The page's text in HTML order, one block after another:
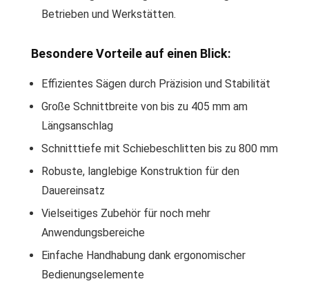
Betrieben und Werkstätten.
Besondere Vorteile auf einen Blick:
Effizientes Sägen durch Präzision und Stabilität
Große Schnittbreite von bis zu 405 mm am
Längsanschlag
Schnitttiefe mit Schiebeschlitten bis zu 800 mm
Robuste, langlebige Konstruktion für den
Dauereinsatz
Vielseitiges Zubehör für noch mehr
Anwendungsbereiche
Einfache Handhabung dank ergonomischer
Bedienungselemente